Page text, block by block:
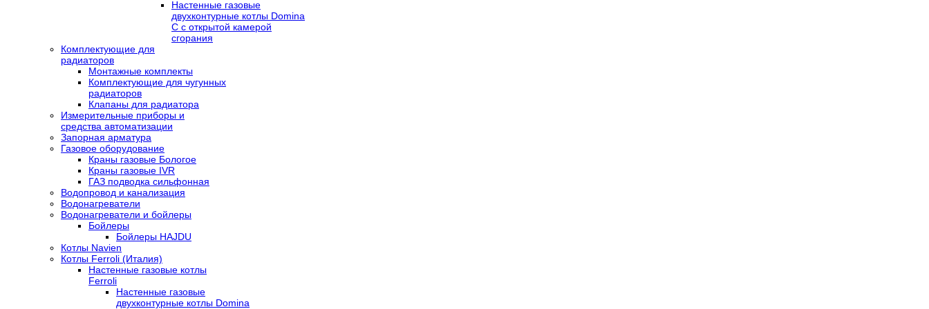
Настенные газовые
двухконтурные котлы Domina
C с открытой камерой
сгорания
Комплектующие для
радиаторов
Монтажные комплекты
Комплектующие для чугунных
радиаторов
Клапаны для радиатора
Измерительные приборы и
средства автоматизации
Запорная арматура
Газовое оборудование
Краны газовые Бологое
Краны газовые IVR
ГАЗ подводка сильфонная
Водопровод и канализация
Водонагреватели
Водонагреватели и бойлеры
Бойлеры
Бойлеры HAJDU
Котлы Navien
Котлы Ferroli (Италия)
Настенные газовые котлы
Ferroli
Настенные газовые
двухконтурные котлы Domina